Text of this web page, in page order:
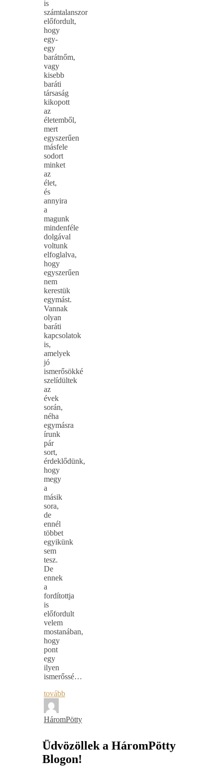
is
számtalanszor
előfordult,
hogy
egy-
egy
barátnőm,
vagy
kisebb
baráti
társaság
kikopott
az
életemből,
mert
egyszerűen
másfele
sodort
minket
az
élet,
és
annyira
a
magunk
mindenféle
dolgával
voltunk
elfoglalva,
hogy
egyszerűen
nem
kerestük
egymást.
Vannak
olyan
baráti
kapcsolatok
is,
amelyek
jó
ismerősökké
szelídültek
az
évek
során,
néha
egymásra
írunk
pár
sort,
érdeklődünk,
hogy
megy
a
másik
sora,
de
ennél
többet
egyikünk
sem
tesz.
De
ennek
a
fordítottja
is
előfordult
velem
mostanában,
hogy
pont
egy
ilyen
ismerőssé…
tovább
HáromPötty
Üdvözöllek a HáromPötty
Blogon!